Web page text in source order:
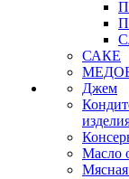
САКЕ
Джем
Масло